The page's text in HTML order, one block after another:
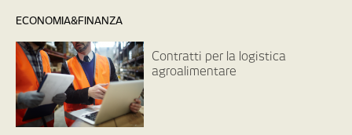
ECONOMIA&FINANZA
Contratti per la logistica
agroalimentare